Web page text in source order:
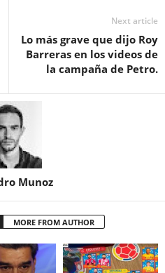
Next article
Lo más grave que dijo Roy
Barreras en los videos de
la campaña de Petro.
Munoz
MORE FROM AUTHOR